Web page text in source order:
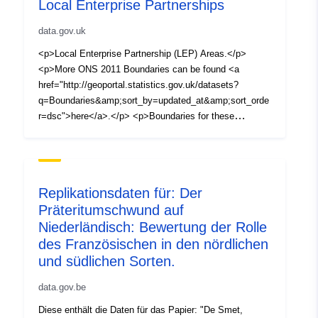
href="https://www.arcgis.com/sharing/rest/content/items
Guidance document</a> on the Open Geography portal.
</p> <p>All these products are supplied under the <a
href="https://www.ons.gov.uk/methodology/geography/lic
ences">Open Government Licence and Ordnance
Survey Open Data terms and conditions</a>.</p>
Local Enterprise Partnerships
data.gov.uk
<p>Local Enterprise Partnership (LEP) Areas.</p>
<p>More ONS 2011 Boundaries can be found <a
href="http://geoportal.statistics.gov.uk/datasets?
q=Boundaries&amp;sort_by=updated_at&amp;sort_orde
r=dsc">here</a>.</p> <p>Boundaries for these
formats in the downloadable <a
/13e58e58db52423b91a3eb99c67a8c40/data">Boundary
Guidance document</a> on the Open Geography portal.
</p> <p>All these products are supplied under the <a
href="https://www.ons.gov.uk/methodology/geography/lic
ences">Open Government Licence and Ordnance
Replikationsdaten für: Der
Präteritumschwund auf
Niederländisch: Bewertung der Rolle
des Französischen in den nördlichen
und südlichen Sorten.
data.gov.be
Diese enthält die Daten für das Papier: "De Smet,